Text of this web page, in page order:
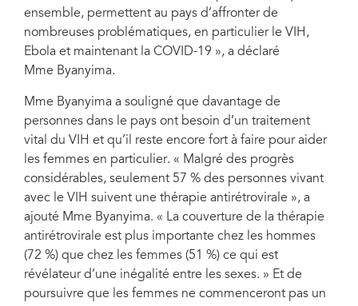
ensemble, permettent au pays d’affronter de
nombreuses problématiques, en particulier le VIH,
Ebola et maintenant la COVID-19 », a déclaré
Mme Byanyima.
Mme Byanyima a souligné que davantage de
personnes dans le pays ont besoin d’un traitement
vital du VIH et qu’il reste encore fort à faire pour aider
les femmes en particulier. « Malgré des progrès
considérables, seulement 57 % des personnes vivant
avec le VIH suivent une thérapie antirétrovirale », a
ajouté Mme Byanyima. « La couverture de la thérapie
antirétrovirale est plus importante chez les hommes
(72 %) que chez les femmes (51 %) ce qui est
révélateur d’une inégalité entre les sexes. » Et de
poursuivre que les femmes ne commenceront pas un